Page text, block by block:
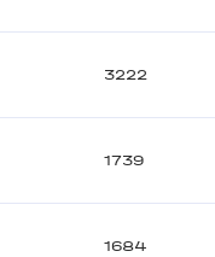
3222
1739
1684